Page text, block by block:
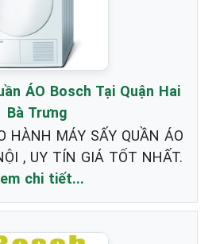
ÁO Bosch Tại Quận Hai
Bà Trưng
HÀNH MÁY SẤY QUẦN ÁO
, UY TÍN GIÁ TỐT NHẤT.
chi tiết...